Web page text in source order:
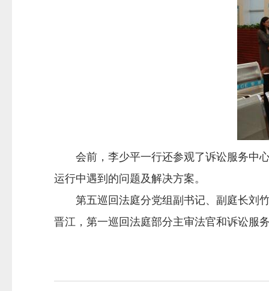
会前，李少平一行还参观了诉讼服务中心
运行中遇到的问题及解决方案。
第五巡回法庭分党组副书记、副庭长刘竹
晋江，第一巡回法庭部分主审法官和诉讼服